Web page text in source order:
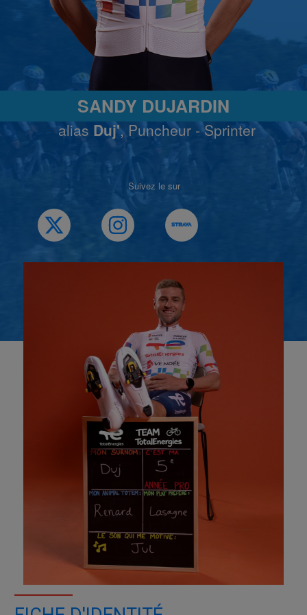
SANDY DUJARDIN
alias Duj', Puncheur - Sprinter
Suivez le sur